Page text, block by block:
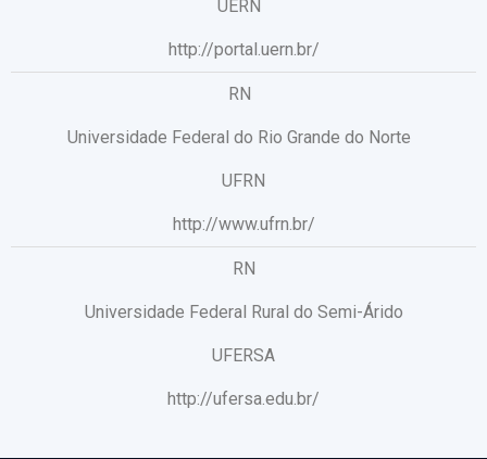
UERN
http://portal.uern.br/
RN
Universidade Federal do Rio Grande do Norte
UFRN
http://www.ufrn.br/
RN
Universidade Federal Rural do Semi-Árido
UFERSA
http://ufersa.edu.br/